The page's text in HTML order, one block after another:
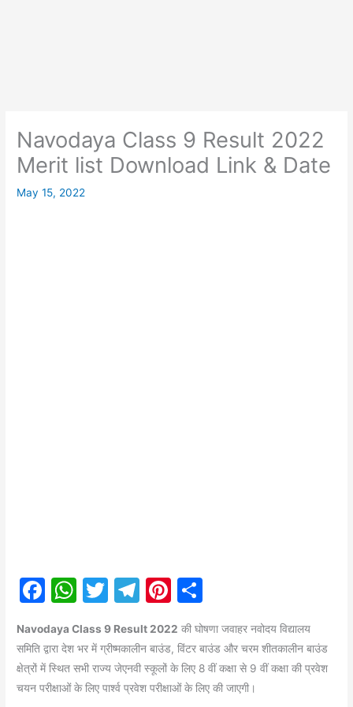
Navodaya Class 9 Result 2022
Merit list Download Link & Date
May 15, 2022
F
c
e
b
W
at
s
A
T
itt
er
T
e
gr
a
Pi
nt
er
e
st
ar
e
Navodaya Class 9 Result 2022 की घोषणा जवाहर नवोदय विद्यालय
समिति द्वारा देश भर में ग्रीष्मकालीन बाउंड, विंटर बाउंड और चरम शीतकालीन बाउंड
क्षेत्रों में स्थित सभी राज्य जेएनवी स्कूलों के लिए 8 वीं कक्षा से 9 वीं कक्षा की प्रवेश
चयन परीक्षाओं के लिए पार्श्व प्रवेश परीक्षाओं के लिए की जाएगी।